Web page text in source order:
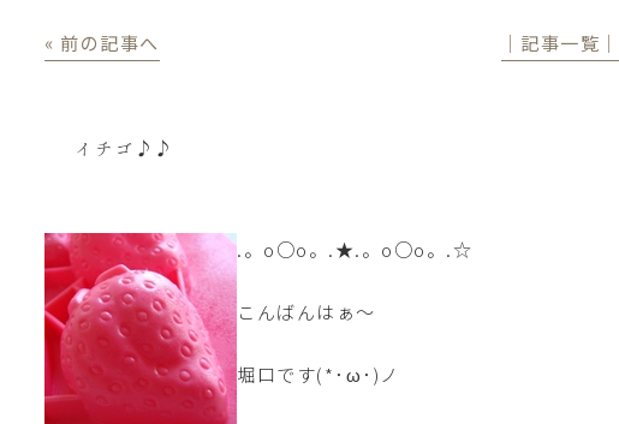
« 前の記事へ │記事一覧│
イチゴ♪♪
.。o○o。.★.。o○o。.☆
こんばんはぁ～
堀口です(*･ω･)ノ